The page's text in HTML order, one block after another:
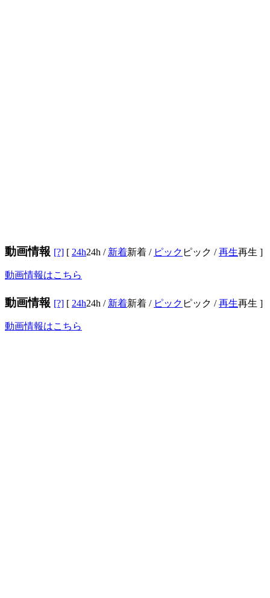
動画情報 [?] [ 24h24h / 新着新着 / ピック ピック /再生再生 ]
動画情報はこちら
動画情報 [?] [ 24h24h / 新着新着 / ピック ピック /再生再生 ]
動画情報はこちら